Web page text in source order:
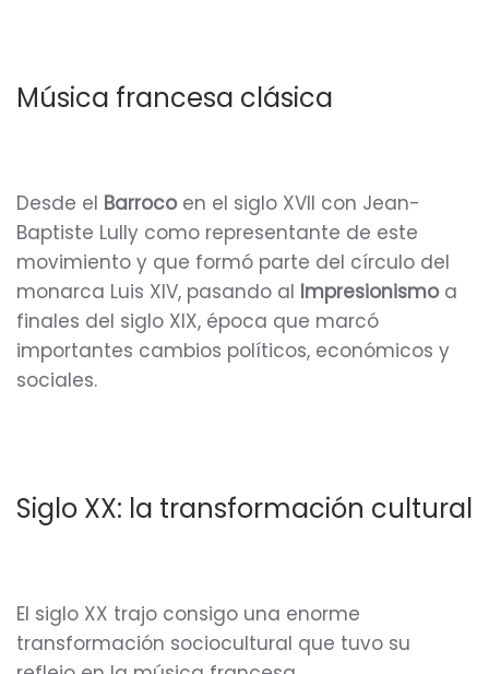
Música francesa clásica
Desde el Barrocoen el siglo XVII con Jean-
Baptiste Lully como representante de este
movimiento y que formó parte del círculo del
monarca Luis XIV, pasando al Impresionismoa
finales del siglo XIX, época que marcó
importantes cambios políticos, económicos y
sociales.
Siglo XX: la transformación cultural
El siglo XX trajo consigo una enorme
transformación sociocultural que tuvo su